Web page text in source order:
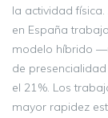
la actividad
en España
modelo híbrido
de
el 21 %. Los
mayor rapidez